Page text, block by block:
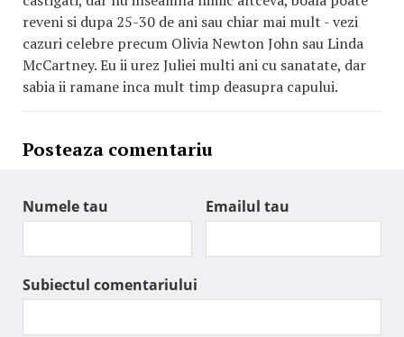
reveni si dupa 25-30 de ani sau chiar mai mult - vezi
cazuri celebre precum Olivia Newton John sau Linda
McCartney. Eu ii urez Juliei multi ani cu sanatate, dar
sabia ii ramane inca mult timp deasupra capului.
Posteaza comentariu
Numele tau Emailul tau
Subiectul comentariului